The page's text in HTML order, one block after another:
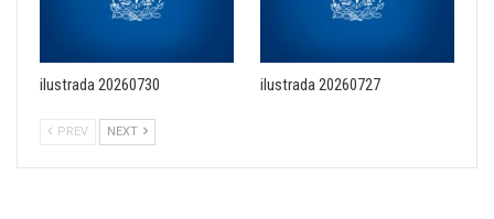
ilustrada 20260730 ilustrada 20260727
PREV NEXT